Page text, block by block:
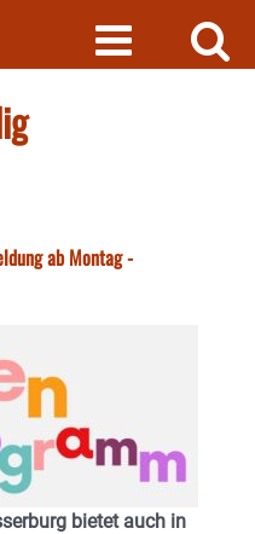
ab Montag -
bietet auch in